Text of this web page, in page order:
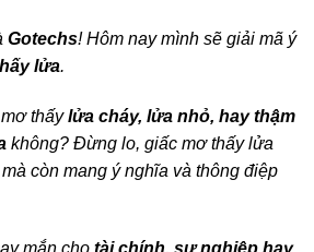
Gotechs! Hôm nay mình sẽ giải mã ý
lửa.
thấylửa cháy, lửa nhỏ, hay thậm
không? Đừng lo, giấc mơ thấy lửa
còn mang ý nghĩa và thông điệp
mắn cho tài chính, sự nghiệp hay